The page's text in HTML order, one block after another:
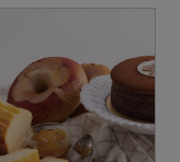
盟合作社與生
留言領取試
留言領取試用